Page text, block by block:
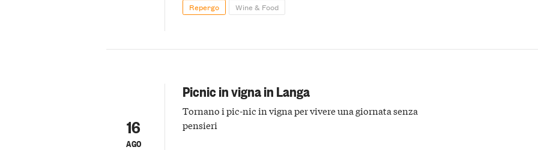
Repergo Wine & Food
16
AGO
Picnic in vigna in Langa
Tornano i pic-nic in vigna per vivere una giornata senza
pensieri